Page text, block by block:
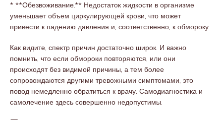
* **Обезвоживание.** Недостаток жидкости в организме
уменьшает объем циркулирующей крови, что может
привести к падению давления и, соответственно, к обмороку.
Как видите, спектр причин достаточно широк. И важно
помнить, что если обмороки повторяются, или они
происходят без видимой причины, а тем более
сопровождаются другими тревожными симптомами, это
повод немедленно обратиться к врачу. Самодиагностика и
самолечение здесь совершенно недопустимы.